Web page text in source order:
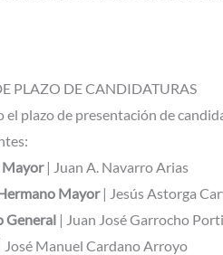
PLAZO DE CANDIDATURAS
el plazo de presentación de
Mayor | Juan A. Navarro Arias
Mayor| Jesús Astorga
General | Juan José Garrocho
| José Manuel Cardano Arroyo